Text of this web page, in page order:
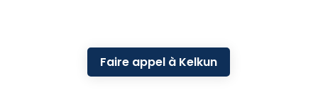
Faire appel à Kelkun